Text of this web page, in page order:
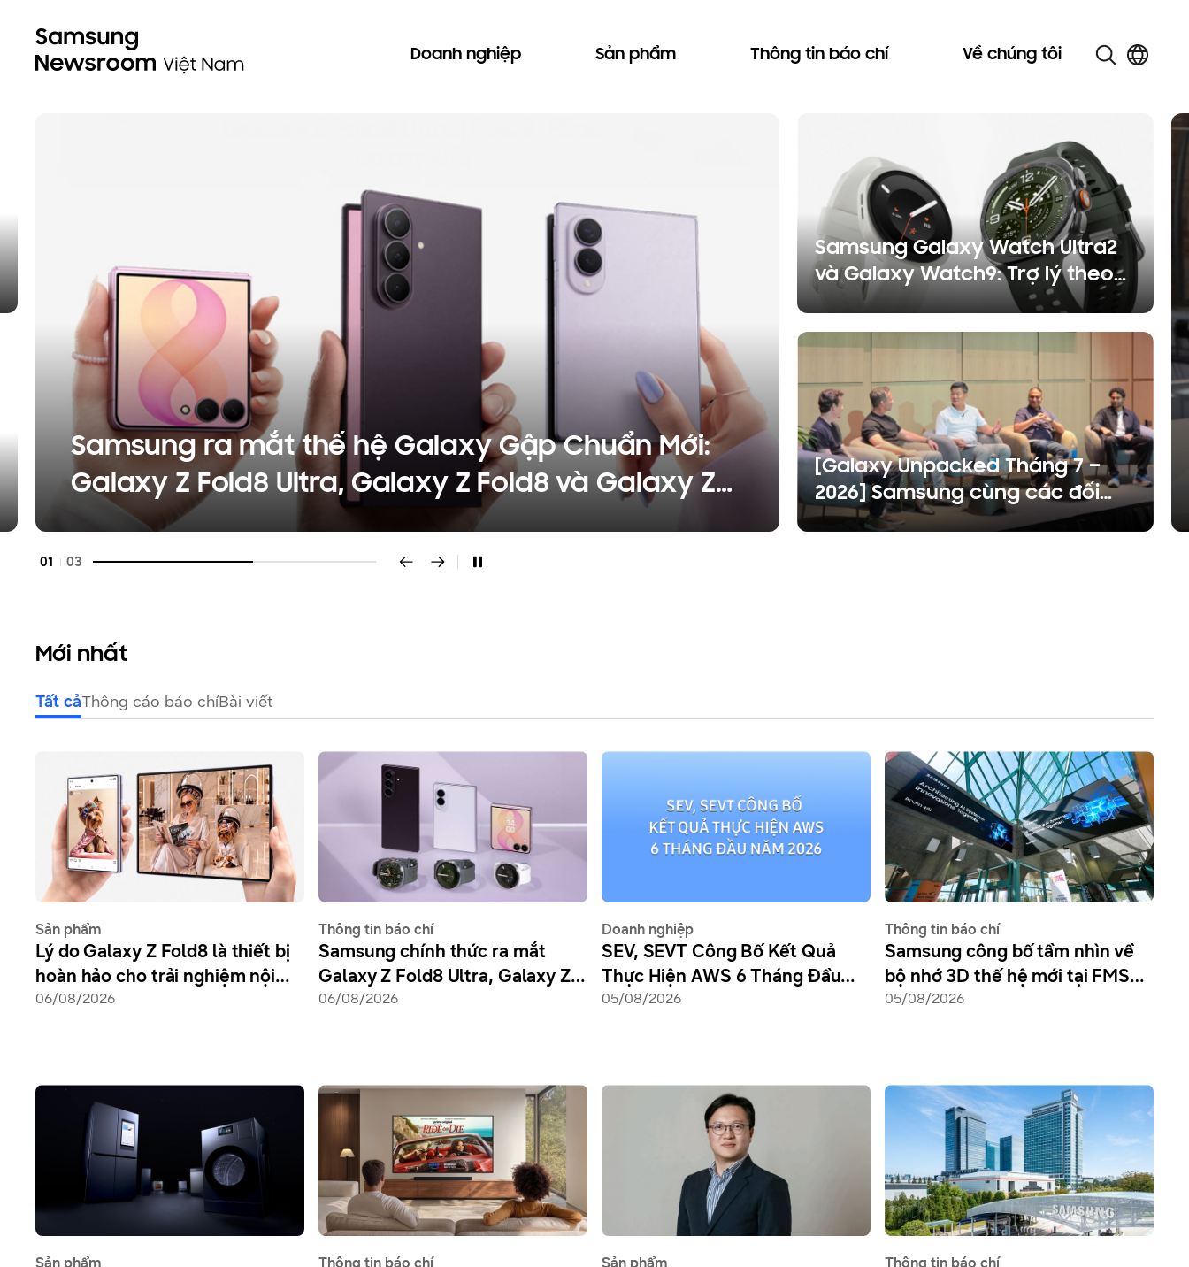
Doanh nghiệp Sản phẩm Thông tin báo chí Về chúng tôi
Samsung ra mắt thế hệ Galaxy Gập Chuẩn Mới:
Galaxy Z Fold8 Ultra, Galaxy Z Fold8 và Galaxy Z
Flip8
Samsung Galaxy Watch Ultra2
và Galaxy Watch9: Trợ lý theo
dõi sức khỏe trên cổ tay
[Galaxy Unpacked Tháng 7 –
2026] Samsung cùng các đối
tác kiến tạo tương lai chăm sóc
01 03
Mới nhất
Tất cảThông cáo báo chíBài viết
Sản phẩm
Lý do Galaxy Z Fold8 là thiết bị
hoàn hảo cho trải nghiệm nội
dung của bạn
06/08/2026
Thông tin báo chí
Samsung chính thức ra mắt
Galaxy Z Fold8 Ultra, Galaxy Z
Fold8, Galaxy Z Flip8, Galaxy
06/08/2026
Doanh nghiệp
SEV, SEVT Công Bố Kết Quả
Thực Hiện AWS 6 Tháng Đầu
Năm 2026
05/08/2026
Thông tin báo chí
Samsung công bố tầm nhìn về
bộ nhớ 3D thế hệ mới tại FMS
2026, định hình tương lai của hạ
05/08/2026
Sản phẩm Thông tin báo chí Sản phẩm Thông tin báo chí